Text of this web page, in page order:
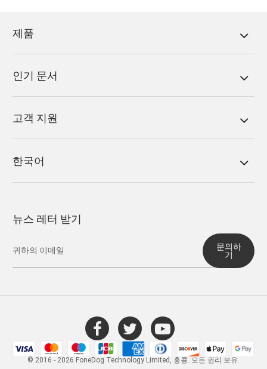
제품
인기 문서
고객 지원
한국어
뉴스 레터 받기
문의하
기
© 2016 - 2026 FoneDog Technology Limited, 홍콩. 모든 권리 보유.